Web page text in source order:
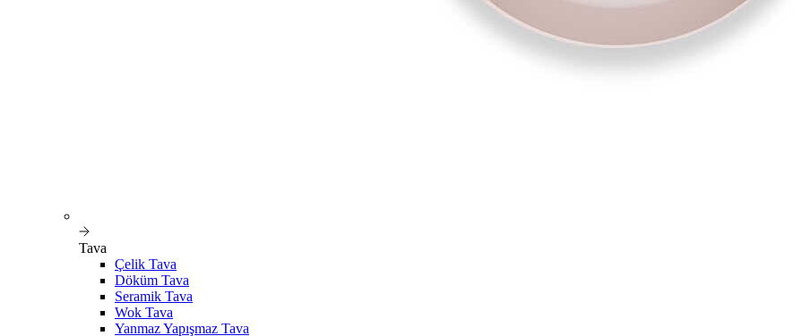
Tava
Çelik Tava
Döküm Tava
Seramik Tava
Wok Tava
Yanmaz Yapışmaz Tava